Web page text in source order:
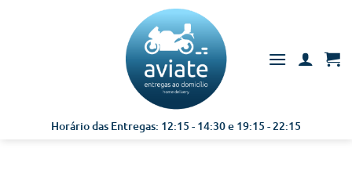
Horário das Entregas: 12:15 - 14:30 e 19:15 - 22:15